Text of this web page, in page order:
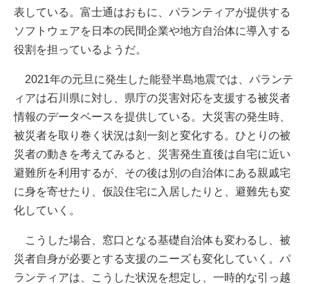
表している。富士通はおもに、パランティアが提供する
ソフトウェアを日本の民間企業や地方自治体に導入する
役割を担っているようだ。
2021年の元旦に発生した能登半島地震では、パランテ
ィアは石川県に対し、県庁の災害対応を支援する被災者
情報のデータベースを提供している。大災害の発生時、
被災者を取り巻く状況は刻一刻と変化する。ひとりの被
災者の動きを考えてみると、災害発生直後は自宅に近い
避難所を利用するが、その後は別の自治体にある親戚宅
に身を寄せたり、仮設住宅に入居したりと、避難先も変
化していく。
こうした場合、窓口となる基礎自治体も変わるし、被
災者自身が必要とする支援のニーズも変化していく。パ
ランティアは、こうした状況を想定し、一時的な引っ越